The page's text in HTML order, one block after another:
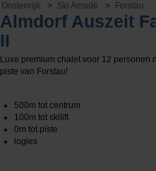
Oostenrijk Ski Amadé Forstau
Almdorf Auszeit
II
Luxe premium chalet voor 12 personen
piste van Forstau!
500m tot centrum
100m tot skilift
0m tot piste
logies